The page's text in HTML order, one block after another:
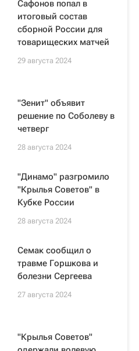
Сафонов попал в
итоговый состав
сборной России для
товарищеских матчей
29 августа 2024
"Зенит" объявит
решение по Соболеву в
четверг
28 августа 2024
"Динамо" разгромило
"Крылья Советов" в
Кубке России
28 августа 2024
Семак сообщил о
травме Горшкова и
болезни Сергеева
27 августа 2024
"Крылья Советов"